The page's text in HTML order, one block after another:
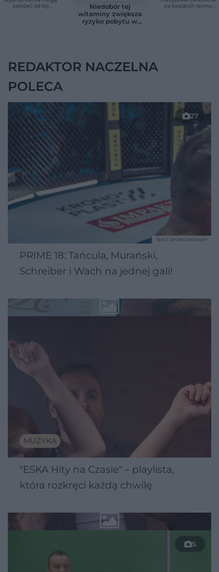
zależeć od tej
Niedobór tej
witaminy zwiększa
ryzyko pobytu w
na bezdech senny.
REDAKTOR NACZELNA
POLECA
27
PRIME 18: Tańcula, Murański,
Schreiber i Wach na jednej gali!
TEKST SPONSOROWANY
MUZYKA
"ESKA Hity na Czasie" – playlista,
która rozkręci każdą chwilę
5